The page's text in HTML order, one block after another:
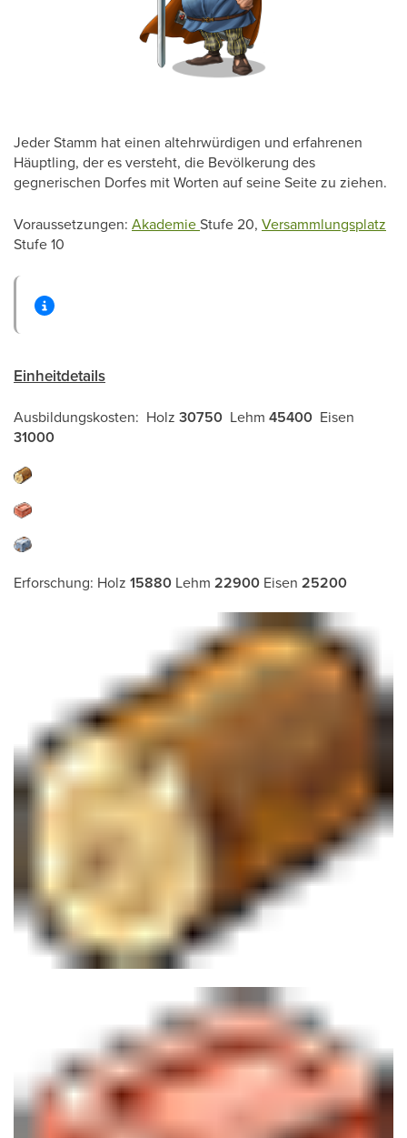
Jeder Stamm hat einen altehrwürdigen und erfahrenen
Häuptling, der es versteht, die Bevölkerung des
gegnerischen Dorfes mit Worten auf seine Seite zu ziehen.
Voraussetzungen: AkademieStufe 20, Versammlungsplatz
Stufe 10
Einheitdetails
Ausbildungskosten: Holz 30750 Lehm 45400 Eisen
31000
Erforschung: Holz 15880 Lehm 22900 Eisen 25200